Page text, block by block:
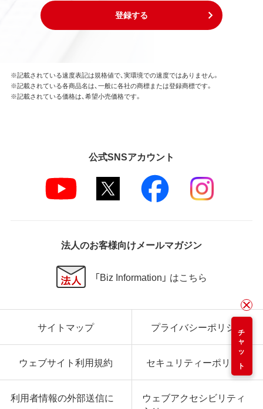
登録する
チャット
※記載されている速度表記は規格値で、実環境での速度ではありません。
※記載されている各商品名は、一般に各社の商標または登録商標です。
※記載されている価格は、希望小売価格です。
公式SNSアカウント
法人のお客様向けメールマガジン
「Biz Information」 はこちら
サイトマップ プライバシーポリシー
ウェブサイト利用規約 セキュリティーポリシー
利用者情報の外部送信に
ウェブアクセシビリティ